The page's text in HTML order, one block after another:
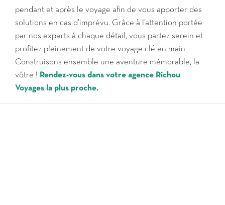
pendant et après le voyage afin de vous apporter des
solutions en cas d’imprévu. Grâce à l’attention portée
par nos experts à chaque détail, vous partez serein et
profitez pleinement de votre voyage clé en main.
Construisons ensemble une aventure mémorable, la
vôtre ! Rendez-vous dans votre agence Richou
Voyages la plus proche.